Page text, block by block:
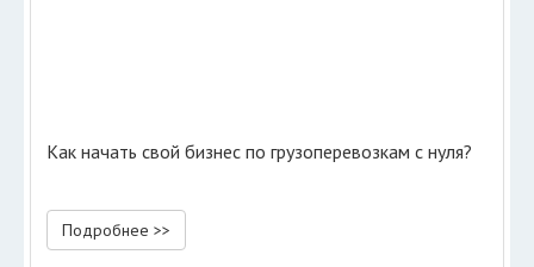
Как начать свой бизнес по грузоперевозкам с нуля?
Подробнее >>